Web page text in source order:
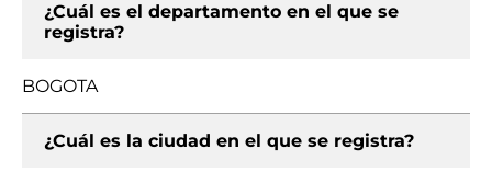
¿Cuál es el departamento en el que se
registra?
BOGOTA
¿Cuál es la ciudad en el que se registra?